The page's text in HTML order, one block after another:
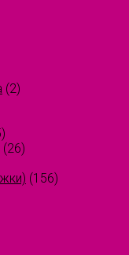
(2)
(26)
(156)